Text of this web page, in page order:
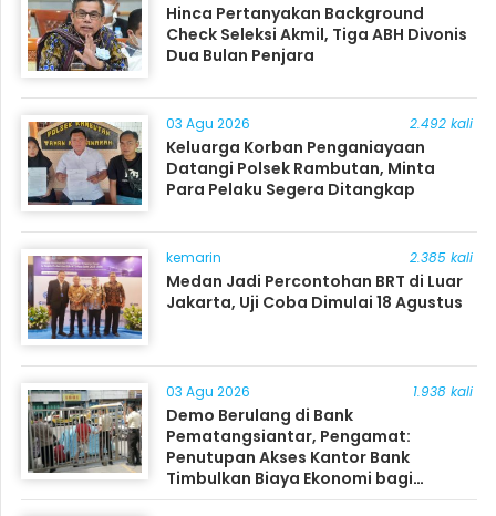
Hinca Pertanyakan Background
Check Seleksi Akmil, Tiga ABH Divonis
Dua Bulan Penjara
03 Agu 2026 2.492 kali
Keluarga Korban Penganiayaan
Datangi Polsek Rambutan, Minta
Para Pelaku Segera Ditangkap
kemarin 2.385 kali
Medan Jadi Percontohan BRT di Luar
Jakarta, Uji Coba Dimulai 18 Agustus
03 Agu 2026 1.938 kali
Demo Berulang di Bank
Pematangsiantar, Pengamat:
Penutupan Akses Kantor Bank
Timbulkan Biaya Ekonomi bagi
Masyarakat